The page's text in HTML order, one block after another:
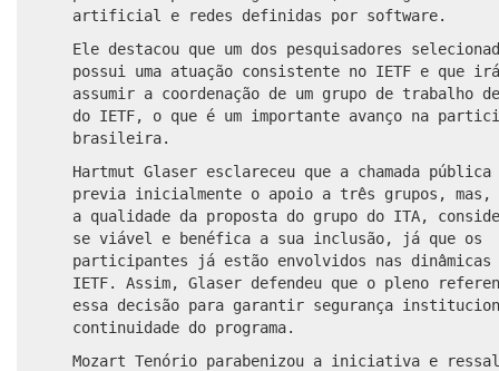
artificial e redes definidas por software.
Ele destacou que um dos pesquisadores
possui uma atuação consistente no IETF e que irá
assumir a coordenação de um grupo de trabalho
do IETF, o que é um importante avanço na
brasileira.
Hartmut Glaser esclareceu que a chamada pública
previa inicialmente o apoio a três grupos, mas,
a qualidade da proposta do grupo do ITA,
se viável e benéfica a sua inclusão, já que os
participantes já estão envolvidos nas dinâmicas
IETF. Assim, Glaser defendeu que o pleno
essa decisão para garantir segurança
continuidade do programa.
Mozart Tenório parabenizou a iniciativa e